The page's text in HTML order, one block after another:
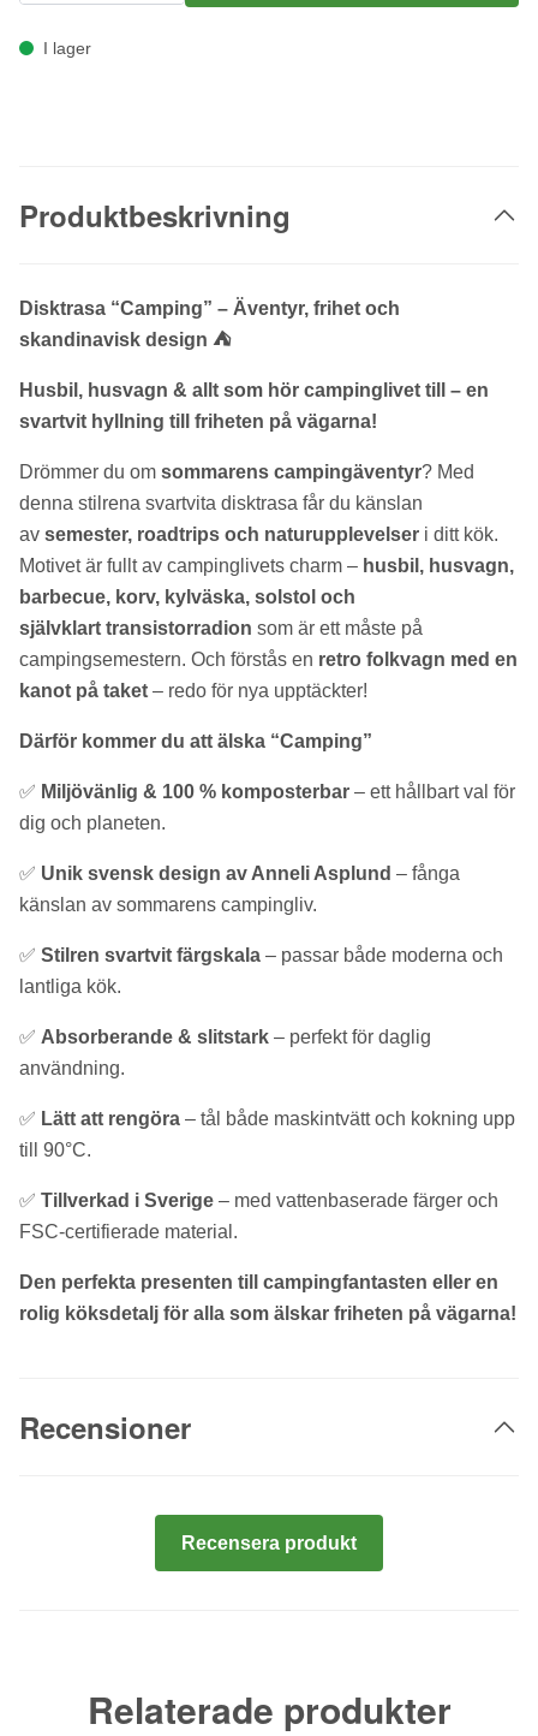
I lager
Produktbeskrivning
Disktrasa “Camping” – Äventyr, frihet och
skandinavisk design ⛺
Husbil, husvagn & allt som hör campinglivet till – en
svartvit hyllning till friheten på vägarna!
Drömmer du om sommarens campingäventyr? Med
denna stilrena svartvita disktrasa får du känslan
av semester, roadtrips och naturupplevelser i ditt kök.
Motivet är fullt av campinglivets charm – husbil, husvagn,
barbecue, korv, kylväska, solstol och
självklart transistorradion som är ett måste på
campingsemestern. Och förstås en retro folkvagn med en
kanot på taket – redo för nya upptäckter!
Därför kommer du att älska “Camping”
✅ Miljövänlig & 100 % komposterbar – ett hållbart val för
dig och planeten.
✅ Unik svensk design av Anneli Asplund – fånga
känslan av sommarens campingliv.
✅ Stilren svartvit färgskala – passar både moderna och
lantliga kök.
✅ Absorberande & slitstark – perfekt för daglig
användning.
✅ Lätt att rengöra – tål både maskintvätt och kokning upp
till 90°C.
✅ Tillverkad i Sverige – med vattenbaserade färger och
FSC-certifierade material.
Den perfekta presenten till campingfantasten eller en
rolig köksdetalj för alla som älskar friheten på vägarna!
Recensioner
Recensera produkt
Relaterade produkter